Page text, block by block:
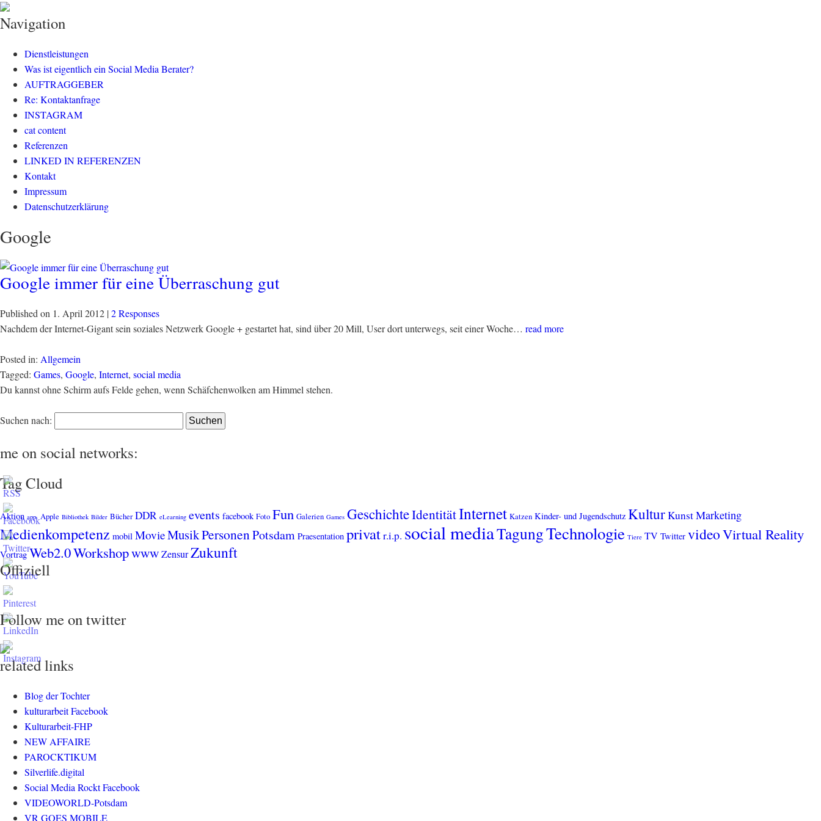
klisch.net
social media rockt
Navigation
Dienstleistungen
Was ist eigentlich ein Social Media Berater?
AUFTRAGGEBER
Re: Kontaktanfrage
INSTAGRAM
cat content
Referenzen
LINKED IN REFERENZEN
Kontakt
Impressum
Datenschutzerklärung
Google
Google immer für eine Überraschung gut
Published on 1. April 2012 |2 Responses
Nachdem der Internet-Gigant sein soziales Netzwerk Google + gestartet hat, sind über 20 Mill, User dort unterwegs, seit einer Woche… read more
Posted in: Allgemein
Tagged: Games, Google, Internet, social media
Du kannst ohne Schirm aufs Felde gehen, wenn Schäfchenwolken am Himmel stehen.
Suchen nach:
me on social networks:
Tag Cloud
Aktion app. Apple Bibliothek Bilder Bücher DDR eLearning events facebook Foto Fun Galerien Games GeschichteIdentitätInternet Katzen Kinder- und Jugendschutz KulturKunstMarketing
Medienkompetenz mobil MovieMusikPersonenPotsdam Praesentation privatr.i.p. social mediaTagungTechnologie Tiere TV Twitter videoVirtual Reality
Vortrag Web2.0WorkshopwwwZensurZukunft
Offiziell
Follow me on twitter
related links
Blog der Tochter
kulturarbeit Facebook
Kulturarbeit-FHP
NEW AFFAIRE
PAROCKTIKUM
Silverlife.digital
Social Media Rockt Facebook
VIDEOWORLD-Potsdam
VR GOES MOBILE